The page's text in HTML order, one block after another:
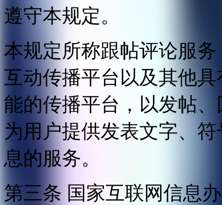
遵守本规定。
本规定所称跟帖评论服
互动传播平台以及其他
能的传播平台，以发帖
为用户提供发表文字、
息的服务。
第三条 国家互联网信息